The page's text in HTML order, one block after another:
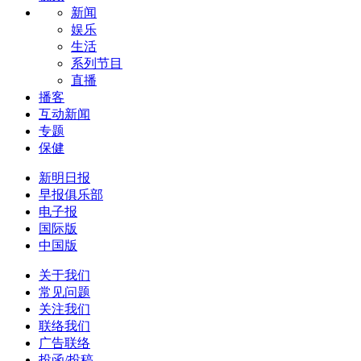
新闻
娱乐
生活
系列节目
直播
播客
互动新闻
专题
保健
新明日报
早报俱乐部
电子报
国际版
中国版
关于我们
常见问题
关注我们
联络我们
广告联络